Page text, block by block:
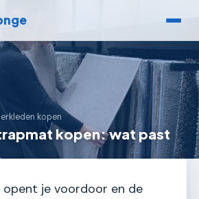
kopen
kopen: wat past
opent je voordoor en de